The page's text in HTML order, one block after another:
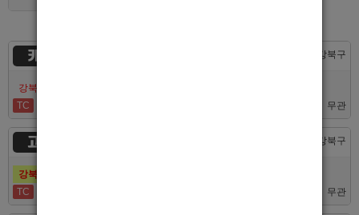
카지노 서울 > 강북구
강북호빠 No1 남보도 프라다 성북, 노원, 강북, 수유 원콜
TC
무관
고추밭 서울 > 강북구
강북호빠 1등 수유 남자도우미(호빠) 고추밭에서 선수 구합니다
TC
무관